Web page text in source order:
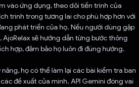
vào ứng dụng, theo dõi tiến trình của
trình trong tương lai cho phù hợp hơn với
phát triển của họ. Nếu người dùng gặp
AjoRelax sẽ hướng dẫn từng bước thông
hợp, đảm bảo họ luôn đi đúng hướng.
họ có thể làm lại các bài kiểm tra ban
đề xuất của mình. API Gemini đóng vai